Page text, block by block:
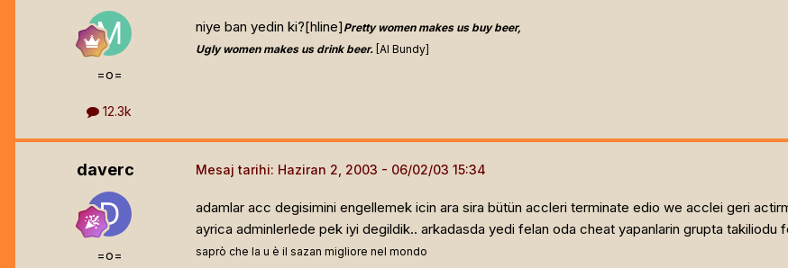
=o=
12.3k
niye ban yedin ki?[hline] Pretty women makes us buy beer,
Ugly women makes us drink beer. [Al Bundy]
daverc
=o=
Mesaj tarihi: Haziran 2, 2003
adamlar acc degisimini engellemek icin ara sira bütün accleri terminate edio we acclei geri
ayrica adminlerlede pek iyi degildik.. arkadasda yedi felan oda cheat yapanlarin grupta takiliodu
saprò che la u è il sazan migliore nel mondo